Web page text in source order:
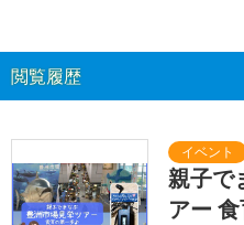
閲覧履歴
親子で
アー